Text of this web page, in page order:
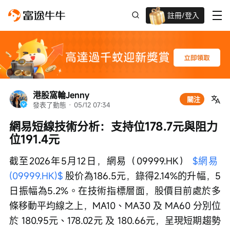
註冊/登入
港股窩輪Jenny
發表了動態 · 05/12 07:34
關注
網易短線技術分析：支持位178.7元與阻力
位191.4元
截至2026年5月12日，網易（09999.HK） $網易
(09999.HK)$ 股价為186.5元，錄得2.14%的升幅，5
日振幅為5.2%。在技術指標層面，股價目前處於多
條移動平均線之上，MA10、MA30 及 MA60 分別位
於 180.95元、178.02元 及 180.66元，呈現短期趨勢